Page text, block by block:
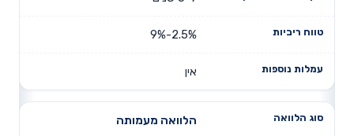
2.5%-9%
אין
הלוואה מעמותה